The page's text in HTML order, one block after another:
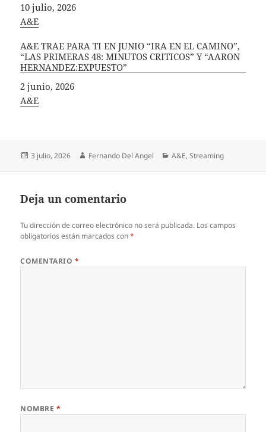
Fecha
10 julio, 2026
In relation to
A&E
A&E TRAE PARA TI EN JUNIO “IRA EN EL CAMINO”,
“LAS PRIMERAS 48: MINUTOS CRITICOS” Y “AARON
HERNANDEZ:EXPUESTO”
Fecha
2 junio, 2026
In relation to
A&E
Publicado
3 julio, 2026 Autor
Fernando Del Angel Categorías
A&E,Streaming
Deja un comentario
Tu dirección de correo electrónico no será publicada. Los campos
obligatorios están marcados con*
COMENTARIO *
NOMBRE *